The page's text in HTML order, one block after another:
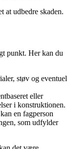
at udbedre skaden.
punkt. Her kan du
støv og eventuel
eller
i konstruktionen.
en fagperson
som udfylder